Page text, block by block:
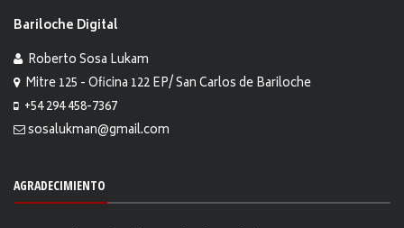
Bariloche Digital
Roberto Sosa Lukam
Mitre 125 - Oficina 122 EP/ San Carlos de Bariloche
+54 294 458-7367
sosalukman@gmail.com
AGRADECIMIENTO